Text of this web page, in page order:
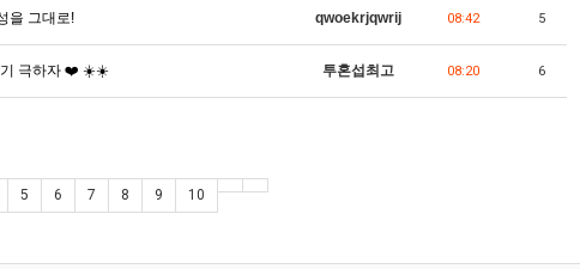
을 그대로! qwoekrjqwrij 08:42 5
기 극하자 ❤️ ☀️☀️ 투혼섭최고 08:20 6
5 6 7 8 9 10